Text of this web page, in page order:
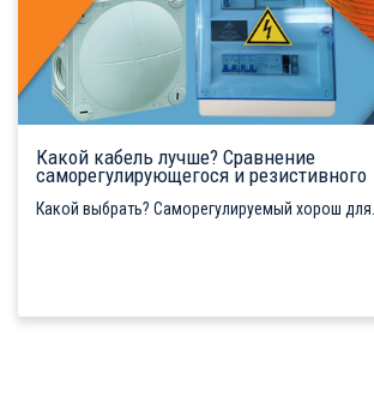
Какой кабель лучше? Сравнение
саморегулирующегося и резистивного
Какой выбрать? Саморегулируемый хорош для...